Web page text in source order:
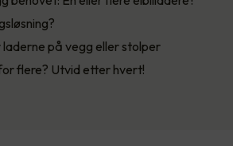
laderne på vegg eller stolper
flere? Utvid etter hvert!